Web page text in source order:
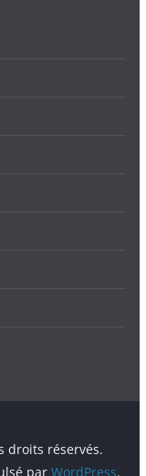
droits réservés.
parWordPress.